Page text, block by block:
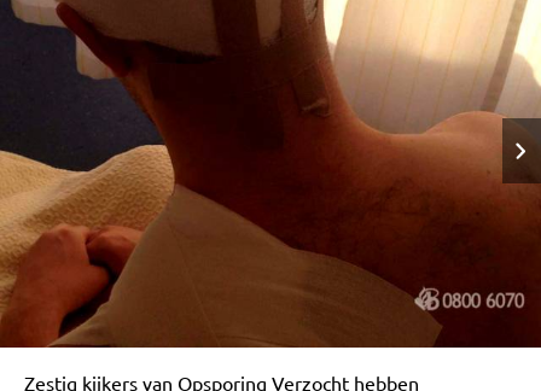
Zestig kijkers van Opsporing Verzocht hebben